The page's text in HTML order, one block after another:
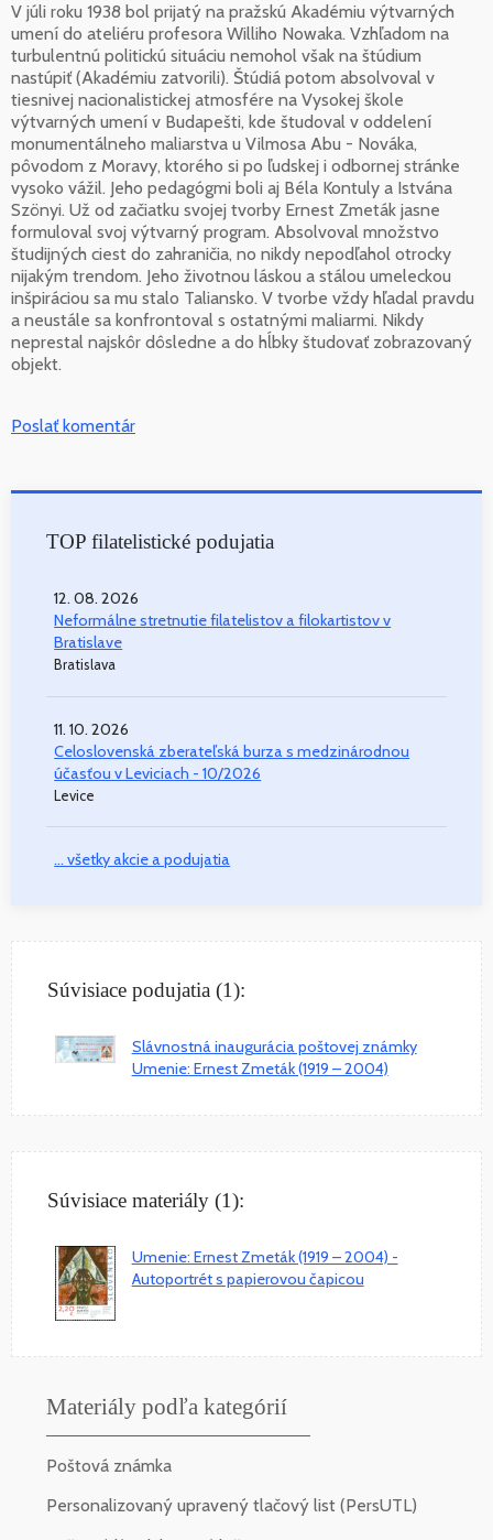
V júli roku 1938 bol prijatý na pražskú Akadémiu výtvarných
umení do ateliéru profesora Williho Nowaka. Vzhľadom na
turbulentnú politickú situáciu nemohol však na štúdium
nastúpiť (Akadémiu zatvorili). Štúdiá potom absolvoval v
tiesnivej nacionalistickej atmosfére na Vysokej škole
výtvarných umení v Budapešti, kde študoval v oddelení
monumentálneho maliarstva u Vilmosa Abu - Nováka,
pôvodom z Moravy, ktorého si po ľudskej i odbornej stránke
vysoko vážil. Jeho pedagógmi boli aj Béla Kontuly a Istvána
Szönyi. Už od začiatku svojej tvorby Ernest Zmeták jasne
formuloval svoj výtvarný program. Absolvoval množstvo
študijných ciest do zahraničia, no nikdy nepodľahol otrocky
nijakým trendom. Jeho životnou láskou a stálou umeleckou
inšpiráciou sa mu stalo Taliansko. V tvorbe vždy hľadal pravdu
a neustále sa konfrontoval s ostatnými maliarmi. Nikdy
neprestal najskôr dôsledne a do hĺbky študovať zobrazovaný
objekt.
Poslať komentár
TOP filatelistické podujatia
12. 08. 2026
Neformálne stretnutie filatelistov a filokartistov v
Bratislave
Bratislava
11. 10. 2026
Celoslovenská zberateľská burza s medzinárodnou
účasťou v Leviciach - 10/2026
Levice
... všetky akcie a podujatia
Súvisiace podujatia (1):
Slávnostná inaugurácia poštovej známky
Umenie: Ernest Zmeták (1919 – 2004)
Súvisiace materiály (1):
Umenie: Ernest Zmeták (1919 – 2004) -
Autoportrét s papierovou čapicou
Materiály podľa kategórií
Poštová známka
Personalizovaný upravený tlačový list (PersUTL)